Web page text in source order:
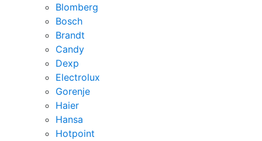
Blomberg
Bosch
Brandt
Candy
Dexp
Electrolux
Gorenje
Haier
Hansa
Hotpoint